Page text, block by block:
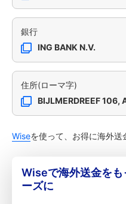
銀行
ING BANK N.V.
住所(ローマ字)
BIJLMERDREEF 106,
Wiseを使って、お得に海外送
Wiseで海外送金をも
ーズに